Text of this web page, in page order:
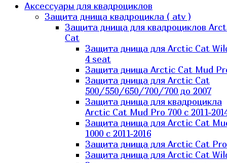
Аксессуары для квадроциклов
Защита днища квадроцикла ( atv )
Защита днища для квадроциклов
Cat
Защита днища для Arctic Cat
4 seat
Защита днища Arctic Cat Mud
Защита днища для Arctic Cat
500/550/650/700/700 до 2007
Защита днища для квадроцикла
Arctic Cat Mud Pro 700 с 2011-
Защита днища для Arctic Cat
1000 c 2011-2016
Защита днища для Arctic Cat
Защита днища для Arctic Cat